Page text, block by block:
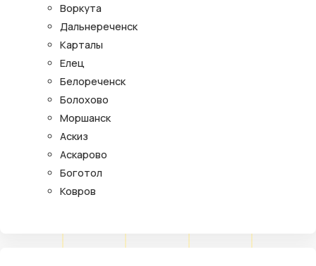
Воркута
Дальнереченск
Карталы
Елец
Белореченск
Болохово
Моршанск
Аскиз
Аскарово
Боготол
Ковров